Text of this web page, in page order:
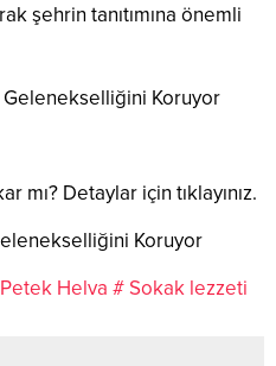
şehrin tanıtımına önemli
mı? Detaylar için tıklayınız.
Koruyor
Helva # Sokak lezzeti